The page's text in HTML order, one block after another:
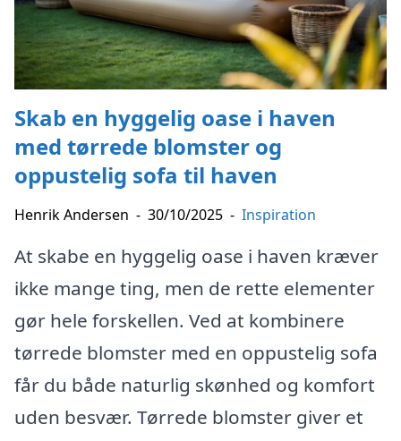
Skab en hyggelig oase i haven
med tørrede blomster og
oppustelig sofa til haven
Henrik Andersen - 30/10/2025 - Inspiration
At skabe en hyggelig oase i haven kræver
ikke mange ting, men de rette elementer
gør hele forskellen. Ved at kombinere
tørrede blomster med en oppustelig sofa
får du både naturlig skønhed og komfort
uden besvær. Tørrede blomster giver et